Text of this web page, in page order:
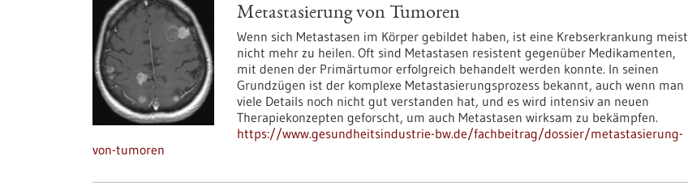
Metastasierung von Tumoren
Wenn sich Metastasen im Körper gebildet haben, ist eine Krebserkrankung meist
nicht mehr zu heilen. Oft sind Metastasen resistent gegenüber Medikamenten,
mit denen der Primärtumor erfolgreich behandelt werden konnte. In seinen
Grundzügen ist der komplexe Metastasierungsprozess bekannt, auch wenn man
viele Details noch nicht gut verstanden hat, und es wird intensiv an neuen
Therapiekonzepten geforscht, um auch Metastasen wirksam zu bekämpfen.
https://www.gesundheitsindustrie-bw.de/fachbeitrag/dossier/metastasierung-
von-tumoren